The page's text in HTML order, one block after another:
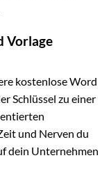
Vorlage
kostenlose Word
Schlüssel zu einer
und Nerven du
dein Unternehmen